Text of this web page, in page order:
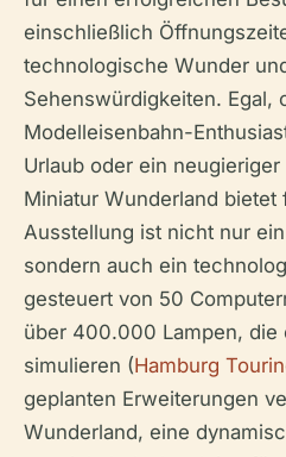
einschließlich
technologische Wunder
Sehenswürdigkeiten. Egal,
Modelleisenbahn-
Urlaub oder ein
Miniatur Wunderland bietet
Ausstellung ist nicht nur
sondern auch ein
gesteuert von 50
über 400.000 Lampen, die
simulieren (Hamburg
geplanten Erweiterungen
Wunderland, eine